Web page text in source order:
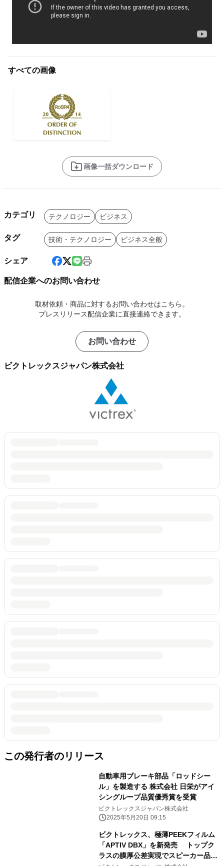
すべての画像
画像一括ダウンロード
カテゴリ テクノロジー ビジネス
タグ 技術・テクノロジー ビジネス全般
シェア
配信企業へのお問い合わせ
取材依頼・商品に対するお問い合わせはこちら。
プレスリリース配信企業に直接連絡できます。
お問い合わせ
ビクトレックスジャパン株式会社
この発行者のリリース
自動車用ブレーキ部品「ロッドシー
ル」を製造する 株式会社 日栄がアイ
シングループ品質優秀賞を受賞
ビクトレックスジャパン株式会社
2025年5月20日 09:15
ビクトレックス、極薄PEEKフィルム
「APTIV DBX」を新発売 トップク
ラスの膜厚公差実現でスピーカー品